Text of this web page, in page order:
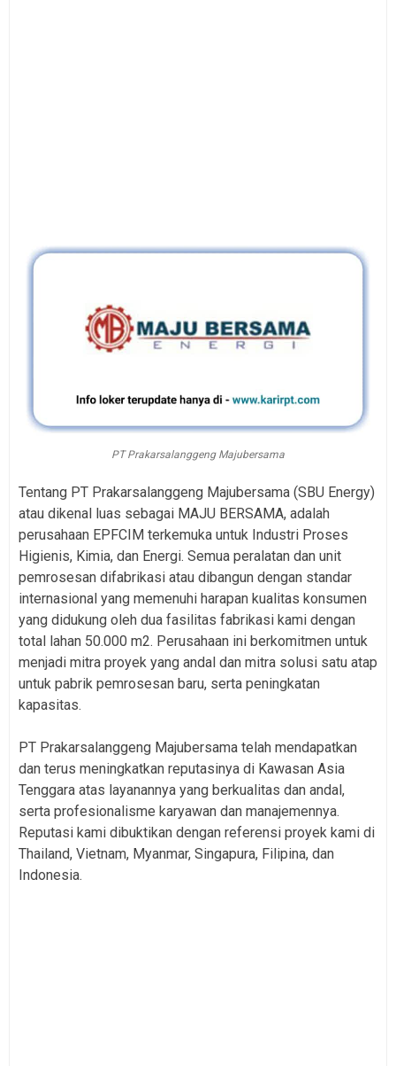
PT Prakarsalanggeng Majubersama
Tentang PT Prakarsalanggeng Majubersama (SBU Energy)
atau dikenal luas sebagai MAJU BERSAMA, adalah
perusahaan EPFCIM terkemuka untuk Industri Proses
Higienis, Kimia, dan Energi. Semua peralatan dan unit
pemrosesan difabrikasi atau dibangun dengan standar
internasional yang memenuhi harapan kualitas konsumen
yang didukung oleh dua fasilitas fabrikasi kami dengan
total lahan 50.000 m2. Perusahaan ini berkomitmen untuk
menjadi mitra proyek yang andal dan mitra solusi satu atap
untuk pabrik pemrosesan baru, serta peningkatan
kapasitas.
PT Prakarsalanggeng Majubersama telah mendapatkan
dan terus meningkatkan reputasinya di Kawasan Asia
Tenggara atas layanannya yang berkualitas dan andal,
serta profesionalisme karyawan dan manajemennya.
Reputasi kami dibuktikan dengan referensi proyek kami di
Thailand, Vietnam, Myanmar, Singapura, Filipina, dan
Indonesia.